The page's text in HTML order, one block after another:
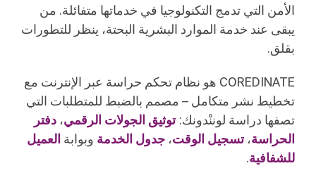
الأمن التي تدمج التكنولوجيا في خدماتها متفائلة. من
يبقى عند خدمة الموارد البشرية البحتة، ينظر للتطورات
بقلق.
COREDINATE هو نظام تحكم حراسة عبر الإنترنت مع
تخطيط نشر متكامل – مصمم بالضبط للمتطلبات التي
تصفها دراسة لوننْدونك:توثيق الجولات الرقمي، دفتر
الحراسة،تسجيل الوقت، جدول الخدمة وبوابة العميل
للشفافية.